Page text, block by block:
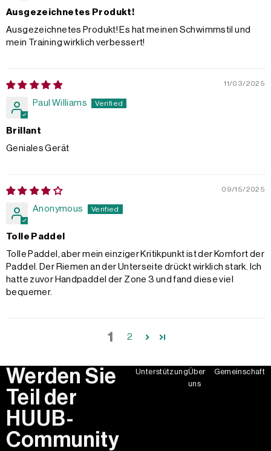
Ausgezeichnetes Produkt!
Ausgezeichnetes Produkt! Es hat meinen Schwimmstil und
mein Training wirklich verbessert!
11/03/2025
Paul Williams
Brillant
Geniales Gerät
09/15/2025
Anonymous
Tolle Paddel
Tolle Paddel, aber mein einziger Kritikpunkt ist der Komfort der
Paddel. Der Riemen an der Unterseite drückt wirklich stark. Ich
hatte zuvor Handpaddel der Zone 3 und fand diese viel
bequemer.
1 2
Werden Sie
Teil der
HUUB-
Community
UnterstützungÜber
uns
Gemeinschaft